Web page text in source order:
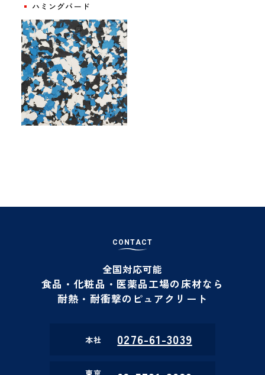
ハミングバード
C O N TACT
全国対応可能
食品・化粧品・医薬品工場の床材なら
耐熱・耐衝撃のピュアクリート
本社 0276-61-3039